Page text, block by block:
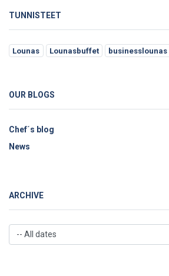
TUNNISTEET
Lounas Lounasbuffet businesslounas
OUR BLOGS
Chef´s blog
News
ARCHIVE